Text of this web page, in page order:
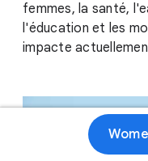
femmes, la santé,
l'éducation et les
impacte